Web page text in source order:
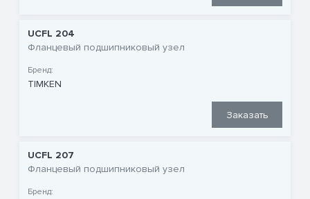
UCFL 204
Фланцевый подшипниковый узел
Бренд:
TIMKEN
Заказать
UCFL 207
Фланцевый подшипниковый узел
Бренд: